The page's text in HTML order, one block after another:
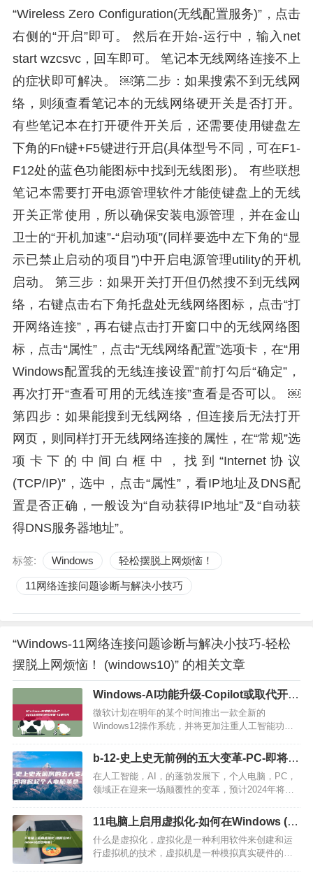
“Wireless Zero Configuration(无线配置服务)”，点击
右侧的“开启”即可。 然后在开始-运行中，输入net
start wzcsvc，回车即可。 笔记本无线网络连接不上
的症状即可解决。 ￼第二步：如果搜索不到无线网
络，则须查看笔记本的无线网络硬开关是否打开。
有些笔记本在打开硬件开关后，还需要使用键盘左
下角的Fn键+F5键进行开启(具体型号不同，可在F1-
F12处的蓝色功能图标中找到无线图形)。 有些联想
笔记本需要打开电源管理软件才能使键盘上的无线
开关正常使用，所以确保安装电源管理，并在金山
卫士的“开机加速”-“启动项”(同样要选中左下角的“显
示已禁止启动的项目”)中开启电源管理utility的开机
启动。 第三步：如果开关打开但仍然搜不到无线网
络，右键点击右下角托盘处无线网络图标，点击“打
开网络连接”，再右键点击打开窗口中的无线网络图
标，点击“属性”，点击“无线网络配置”选项卡，在“用
Windows配置我的无线连接设置”前打勾后“确定”，
再次打开“查看可用的无线连接”查看是否可以。 ￼
第四步：如果能搜到无线网络，但连接后无法打开
网页，则同样打开无线网络连接的属性，在“常规”选
项卡下的中间白框中，找到“Internet协议
(TCP/IP)”，选中，点击“属性”，看IP地址及DNS配
置是否正确，一般设为“自动获得IP地址”及“自动获
得DNS服务器地址”。
标签: Windows 轻松摆脱上网烦恼！
11网络连接问题诊断与解决小技巧
“Windows-11网络连接问题诊断与解决小技巧-轻松
摆脱上网烦恼！ (windows10)” 的相关文章
Windows-AI功能升级-Copilot或取代开始
按钮-12即将亮相 (windows)
微软计划在明年的某个时间推出一款全新的
Windows12操作系统，并将更加注重人工智能功能
将在Windows12上为AI带来更多设计变革，甚至有
可能改变Wi…
b-12-史上史无前例的五大变革-PC-即将掀
起个人电脑革命-b-Windows
在人工智能，AI，的蓬勃发展下，个人电脑，PC，
领域正在迎来一场颠覆性的变革，预计2024年将正
智能计算机，AIPC，将成为市场主流，AIPC的五
大…
11电脑上启用虚拟化-如何在Windows (启
动电脑)
什么是虚拟化，虚拟化是一种利用软件来创建和运
行虚拟机的技术，虚拟机是一种模拟真实硬件的环